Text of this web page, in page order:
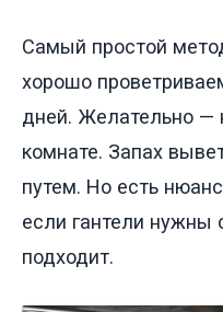
Самый простой
хорошо
дней. Желательно —
комнате. Запах
путем. Но есть
если гантели нужны
подходит.